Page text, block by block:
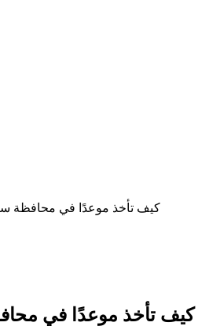
كيف تأخذ موعدًا في محافظة
كيف تأخذ موعدًا في